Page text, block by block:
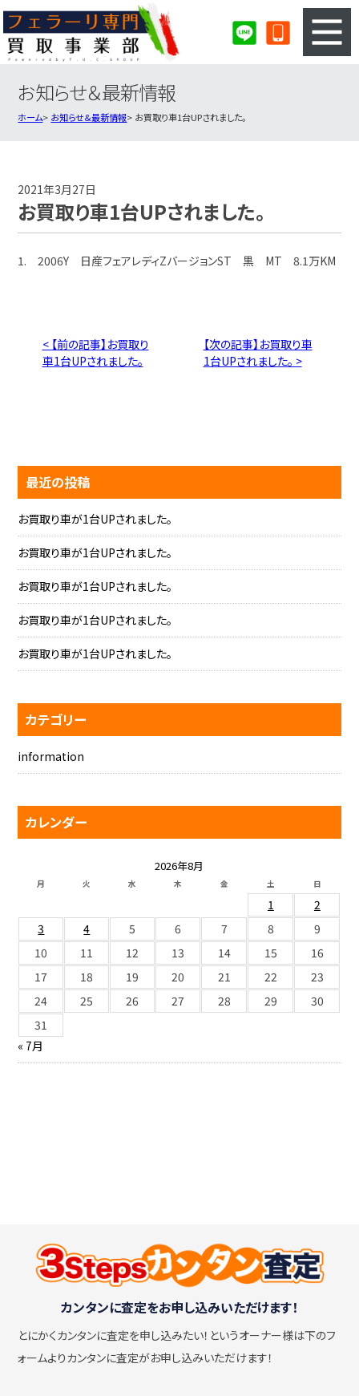
3ステップのカンタン査定
フェラーリ買取実績
お知らせ＆最新情報
ホーム お知らせ＆最新情報 お買取り車1台UPされました。
2021年3月27日
お買取り車1台UPされました。
1. 2006Y 日産フェアレディZバージョンST 黒 MT 8.1万KM
< 【前の記事】お買取り
車1台UPされました。
【次の記事】お買取り車
1台UPされました。 >
最近の投稿
お買取り車が1台UPされました。
お買取り車が1台UPされました。
お買取り車が1台UPされました。
お買取り車が1台UPされました。
お買取り車が1台UPされました。
カテゴリー
information
カレンダー
2026年8月
月 火 水 木 金 土 日
1
2
3
4 5 6 7 8
9
10
11 12 13 14 15
16
17
18 19 20 21 22
23
24
25 26 27 28 29
30
31
« 7月
カンタンに査定をお申し込みいただけます！
とにかくカンタンに査定を申し込みたい！ というオーナー様は下のフ
ォームよりカンタンに査定がお申し込みいただけます！